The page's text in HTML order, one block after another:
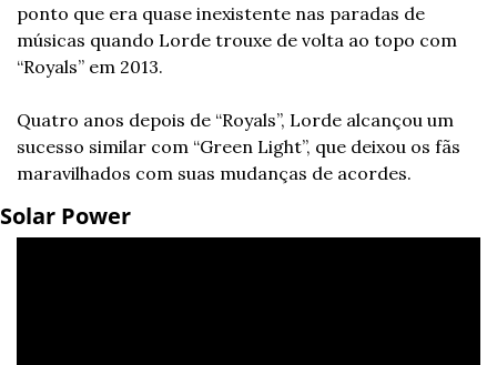
ponto que era quase inexistente nas paradas de
músicas quando Lorde trouxe de volta ao topo com
“Royals” em 2013.
Quatro anos depois de “Royals”, Lorde alcançou um
sucesso similar com “Green Light”, que deixou os fãs
maravilhados com suas mudanças de acordes.
Solar Power